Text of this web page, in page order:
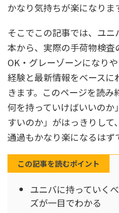
かなり気持ちが楽になりま
そこでこの記事では、ユ
本から、実際の手荷物検査
OK・グレーゾーンになり
経験と最新情報をベース
きます。このページを読
何を持っていけばいいのか
すいのか」がはっきりして
通過もかなり楽になるはず
この記事を読むポイント
ユニバに持っていく
ズが一目でわかる